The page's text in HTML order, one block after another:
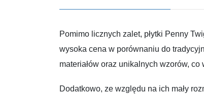
Pomimo licznych zalet, płytki Penny
wysoka cena w porównaniu do
materiałów oraz unikalnych wzorów,
Dodatkowo, ze względu na ich mały